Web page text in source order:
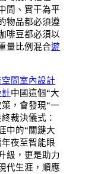
間、實干為平
物品都必須遵
啡豆都必須以
量比例混合遊
間室內設計
中國這個“大
，會發現“一
裁決儀式：
中的“關鍵大
夜至智能眼
級，更是助力
代生涯，順應